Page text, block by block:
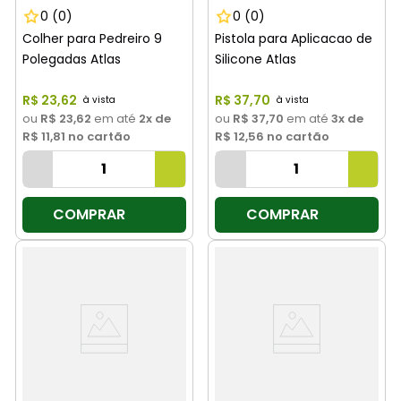
0 (0)
Colher para Pedreiro 9
Polegadas Atlas
R$ 23,62
ou R$ 23,62 em até 2x de
R$ 11,81 no cartão
COMPRAR
0 (0)
Pistola para Aplicacao de
Silicone Atlas
R$ 37,70
ou R$ 37,70 em até 3x de
R$ 12,56 no cartão
COMPRAR